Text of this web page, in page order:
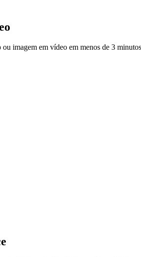
imagem em vídeo em menos de 3